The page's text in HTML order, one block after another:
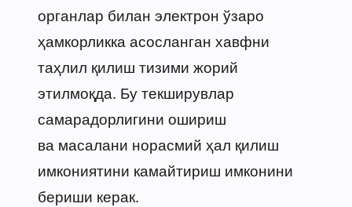
органлар билан электрон ўзаро
ҳамкорликка асосланган хавфни
таҳлил қилиш тизими жорий
этилмоқда. Бу текширувлар
самарадорлигини ошириш
ва масалани норасмий ҳал қилиш
имкониятини камайтириш имконини
бериши керак.